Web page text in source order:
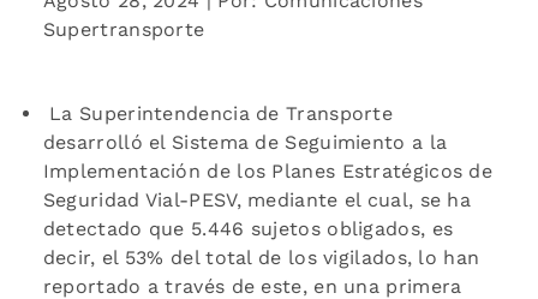
Supertransporte
La Superintendencia de Transporte
desarrolló el Sistema de Seguimiento a la
Implementación de los Planes Estratégicos de
Seguridad Vial-PESV, mediante el cual, se ha
detectado que 5.446 sujetos obligados, es
decir, el 53% del total de los vigilados, lo han
reportado a través de este, en una primera